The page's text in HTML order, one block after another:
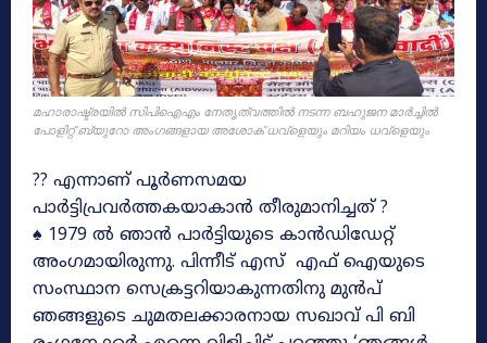
മഹാരാഷ്ട്രയിൽ സിപിഐഎം നേതൃത്വത്തിൽ നടന്ന ബഹുജന മാർച്ചിൽ
പോളിറ്റ് ബ്യുറോ അംഗങ്ങളായ അശോക് ധവ്ളെയും മറിയം ധവ്ളെയും
?? എന്നാണ് പൂർണസമയ
പാർട്ടിപ്രവർത്തകയാകാൻ തീരുമാനിച്ചത് ?
♠ 1979 ൽ ഞാൻ പാർട്ടിയുടെ കാൻഡിഡേറ്റ്
അംഗമായിരുന്നു. പിന്നീട് എസ് എഫ് ഐയുടെ
സംസ്ഥാന സെക്രട്ടറിയാകുന്നതിനു മുൻപ്
ഞങ്ങളുടെ ചുമതലക്കാരനായ സഖാവ് പി ബി